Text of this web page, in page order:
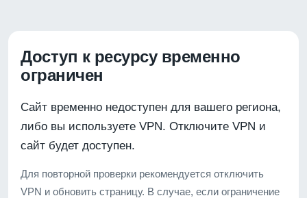
Доступ к ресурсу временно
ограничен
Сайт временно недоступен для вашего региона,
либо вы используете VPN. Отключите VPN и
сайт будет доступен.
Для повторной проверки рекомендуется отключить
VPN и обновить страницу. В случае, если ограничение